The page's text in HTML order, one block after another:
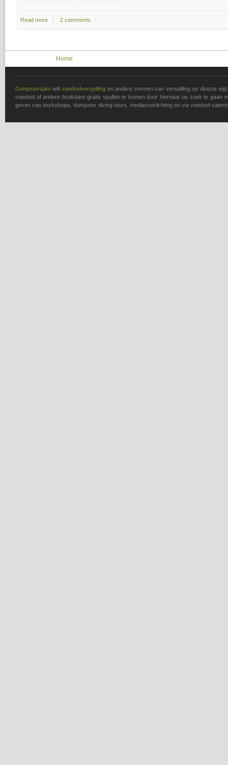
Read more about Gratis Eten winkel
2 comments
Home
Dumpsterdam wilt voedselverspilling en andere vormen van verspilling op directe
voedsel of andere bruikbare gratis spullen te komen door hiernaar op zoek te gaan
geven van workshops, dumpster diving tours, mediavoorlichting en via voedsel-